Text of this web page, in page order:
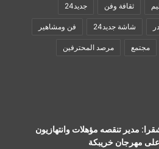
ثقافة وفن جديد24
شاشة جديد24 فن ومشاهير
مجتمع مرصد المحترفين
مدير تنقصه مؤهلات وانتهازيون
مهرجان خريبكة